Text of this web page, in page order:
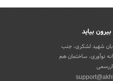
بیاید
شهید لشکری، جنب
نوآوری، ساختمان هم